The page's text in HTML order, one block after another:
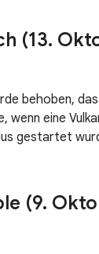
(13.
behoben,
wenn eine
gestartet
(9.